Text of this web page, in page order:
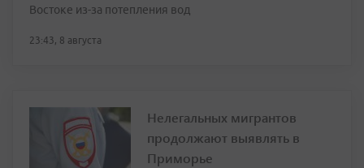
Востоке из-за потепления вод
23:43, 8 августа
Нелегальных мигрантов
продолжают выявлять в
Приморье